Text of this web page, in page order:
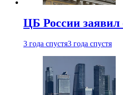
ЦБ России заявил
3 года спустя3 года спустя